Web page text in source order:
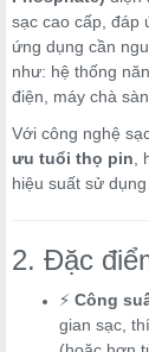
sạc cao cấp, đáp
ứng dụng cần
như: hệ thống
điện, máy chà
Với công nghệ
ưu tuổi thọ pin
hiệu suất sử dụng
2. Đặc
⚡ Công
gian sạc,